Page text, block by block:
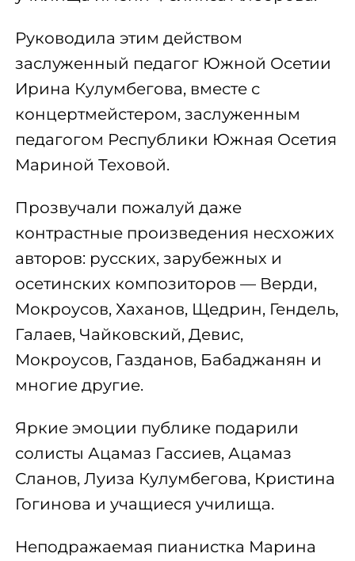
Руководила этим действом
заслуженный педагог Южной Осетии
Ирина Кулумбегова, вместе с
концертмейстером, заслуженным
педагогом Республики Южная Осетия
Мариной Теховой.
Прозвучали пожалуй даже
контрастные произведения несхожих
авторов: русских, зарубежных и
осетинских композиторов — Верди,
Мокроусов, Хаханов, Щедрин, Гендель,
Галаев, Чайковский, Девис,
Мокроусов, Газданов, Бабаджанян и
многие другие.
Яркие эмоции публике подарили
солисты Ацамаз Гассиев, Ацамаз
Сланов, Луиза Кулумбегова, Кристина
Гогинова и учащиеся училища.
Неподражаемая пианистка Марина